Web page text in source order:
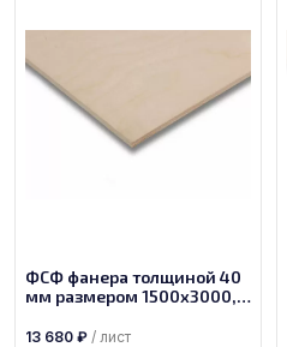
ФСФ фанера толщиной 40
мм размером 1500х3000,
13 680 ₽ / лист